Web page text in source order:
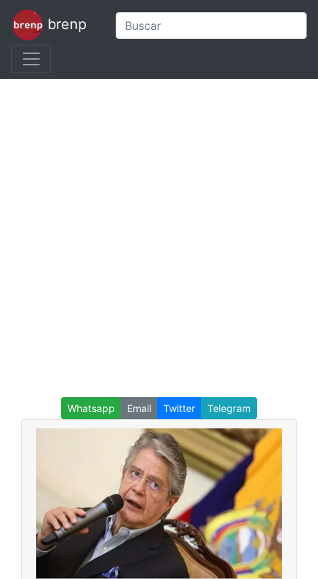
brenp
Whatsapp Email Twitter Telegram